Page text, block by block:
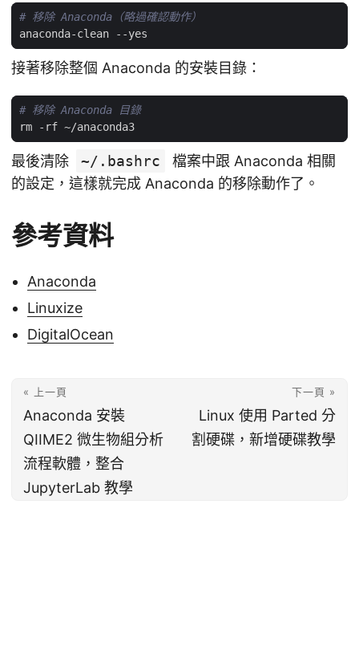
# 移除 Anaconda（略過確認動作）
接著移除整個 Anaconda 的安裝目錄：
# 移除 Anaconda 目錄
最後清除 ~/.bashrc
檔案中跟 Anaconda 相關
的設定，這樣就完成 Anaconda 的移除動作了。
參考資料
Anaconda
Linuxize
DigitalOcean
« 上一頁
Anaconda 安裝
QIIME2 微生物組分析
流程軟體，整合
JupyterLab 教學
下一頁 »
Linux 使用 Parted 分
割硬碟，新增硬碟教學